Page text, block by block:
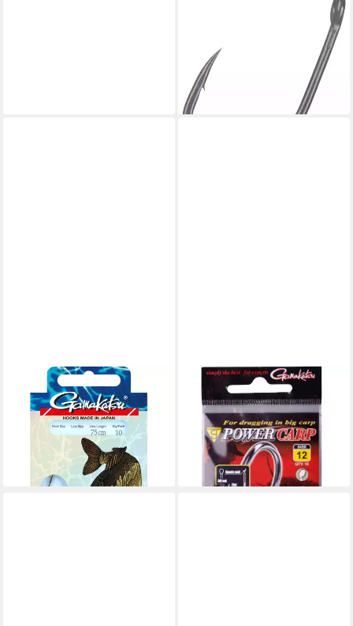
Specialist R Hook - 10
Karpfenhaken
6,99 €
lieferbar - in 2-3 Werktagen bei dir
GAMAKATSU
Karpfenhaken Gamakatsu
Carp LS-3320 75cm - 10
gebundene Karpfenhaken
lieferbar - in 2-3 Werktagen bei dir
GAMAKATSU
Karpfenhaken Gamakatsu
Power Carp Hooks - 15
Karpfenhaken
4,49 €
lieferbar - in 2-3 Werktagen bei dir